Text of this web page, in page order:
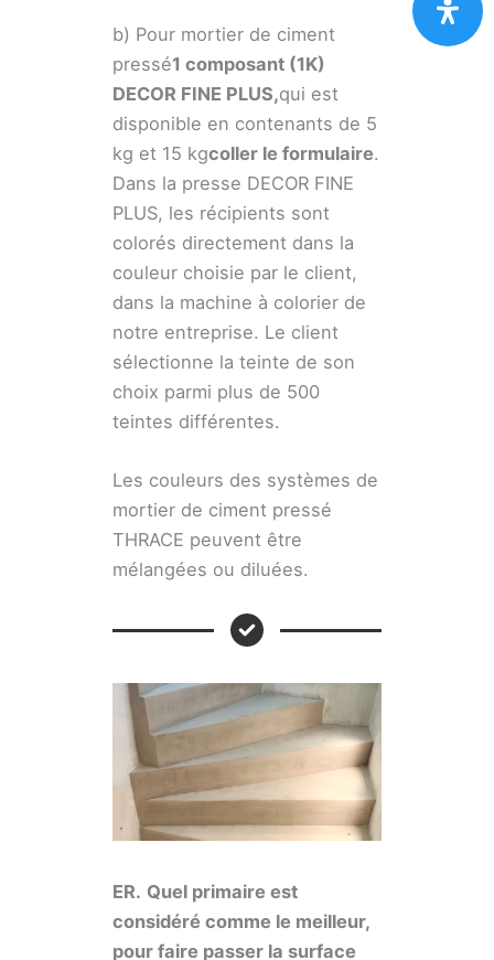
b) Pour mortier de ciment
pressé1 composant (1K)
DECOR FINE PLUS,qui est
disponible en contenants de 5
kg et 15 kgcoller le formulaire.
Dans la presse DECOR FINE
PLUS, les récipients sont
colorés directement dans la
couleur choisie par le client,
dans la machine à colorier de
notre entreprise. Le client
sélectionne la teinte de son
choix parmi plus de 500
teintes différentes.
Les couleurs des systèmes de
mortier de ciment pressé
THRACE peuvent être
mélangées ou diluées.
ER. Quel primaire est
considéré comme le meilleur,
pour faire passer la surface